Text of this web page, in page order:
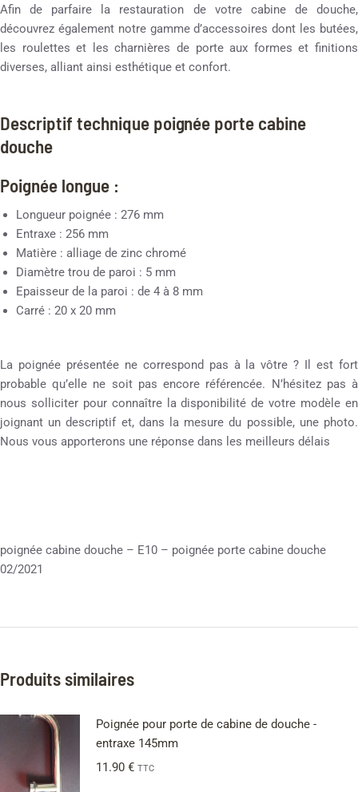
Afin de parfaire la restauration de votre cabine de douche,
découvrez également notre gamme d’accessoires dont les butées,
les roulettes et les charnières de porte aux formes et finitions
diverses, alliant ainsi esthétique et confort.
Descriptif technique poignée porte cabine
douche
Poignée longue :
Longueur poignée : 276 mm
Entraxe : 256 mm
Matière : alliage de zinc chromé
Diamètre trou de paroi : 5 mm
Epaisseur de la paroi : de 4 à 8 mm
Carré : 20 x 20 mm
La poignée présentée ne correspond pas à la vôtre ? Il est fort
probable qu’elle ne soit pas encore référencée. N’hésitez pas à
nous solliciter pour connaître la disponibilité de votre modèle en
joignant un descriptif et, dans la mesure du possible, une photo.
Nous vous apporterons une réponse dans les meilleurs délais
poignée cabine douche – E10 – poignée porte cabine douche
02/2021
Produits similaires
Poignée pour porte de cabine de douche -
entraxe 145mm
11.90 € TTC